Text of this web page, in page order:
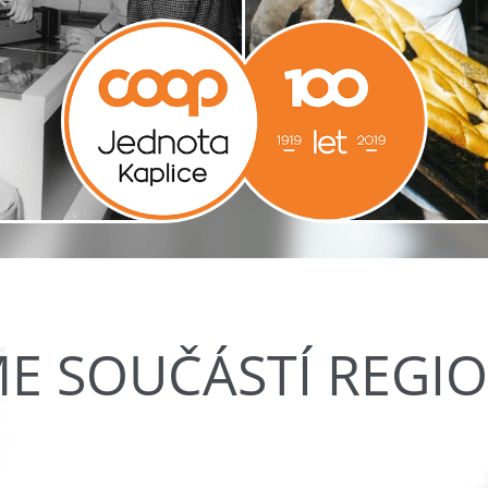
SOUČÁSTÍ